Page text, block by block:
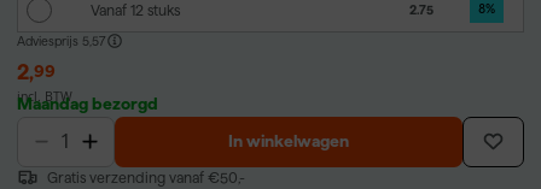
Vanaf 12 stuks 2.75 8%
Adviesprijs 5,57
2,99
incl. BTW
Maandag bezorgd
In winkelwagen
Gratis verzending vanaf €50,-